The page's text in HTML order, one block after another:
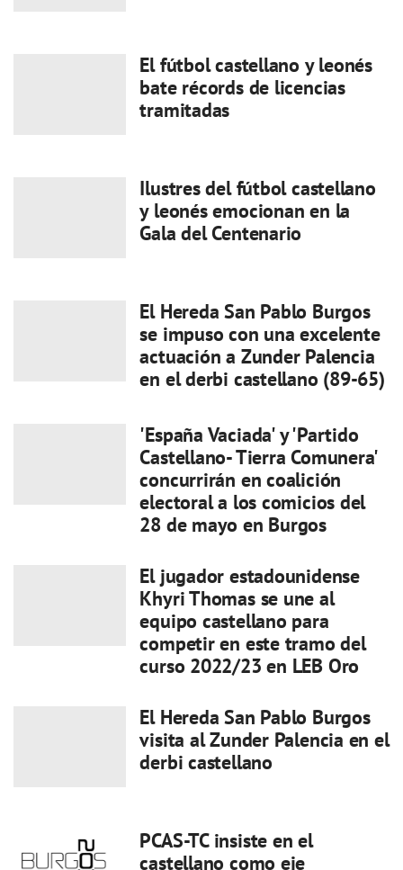
El fútbol castellano y leonés
bate récords de licencias
tramitadas
Ilustres del fútbol castellano
y leonés emocionan en la
Gala del Centenario
El Hereda San Pablo Burgos
se impuso con una excelente
actuación a Zunder Palencia
en el derbi castellano (89-65)
'España Vaciada' y 'Partido
Castellano- Tierra Comunera'
concurrirán en coalición
electoral a los comicios del
28 de mayo en Burgos
El jugador estadounidense
Khyri Thomas se une al
equipo castellano para
competir en este tramo del
curso 2022/23 en LEB Oro
El Hereda San Pablo Burgos
visita al Zunder Palencia en el
derbi castellano
PCAS-TC insiste en el
castellano como eje